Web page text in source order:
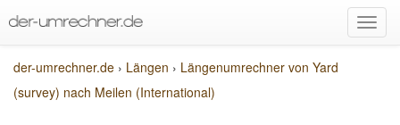
der-umrechner.de › Längen › Längenumrechner von Yard
(survey) nach Meilen (International)